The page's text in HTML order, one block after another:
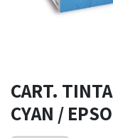
CART.
CYAN /